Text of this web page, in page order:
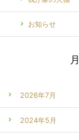
お知らせ
2026年7月
2024年5月